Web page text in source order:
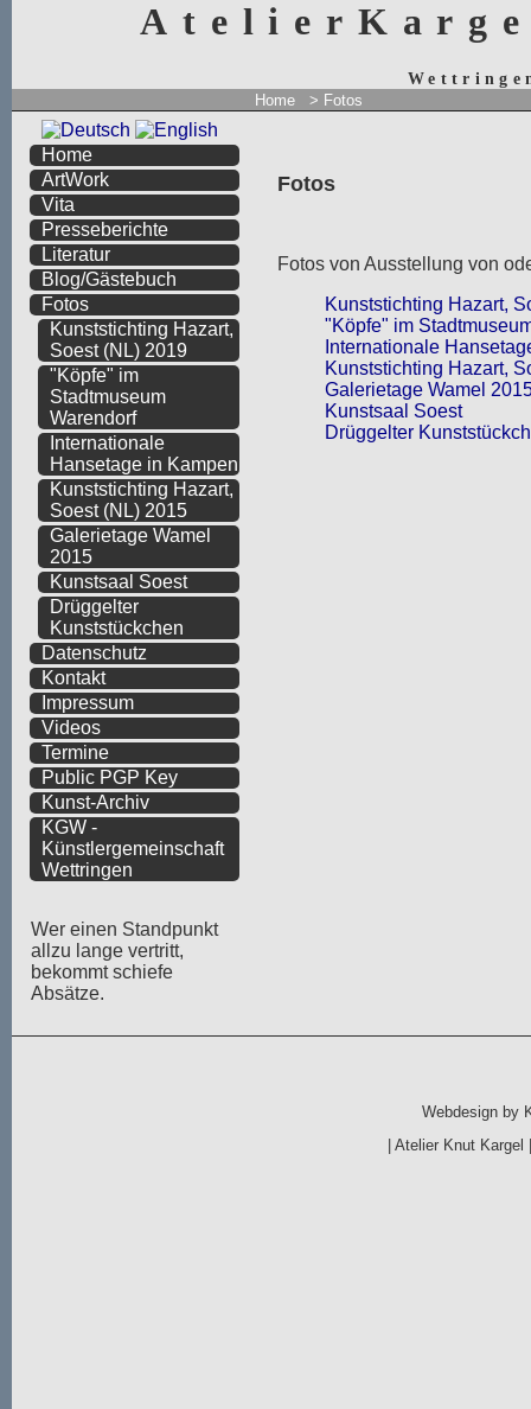
Home > Fotos
Fotos
Fotos von Ausstellung von
Kunststichting Hazart,
"Köpfe" im
Internationale
Kunststichting Hazart,
Galerietage Wamel
Kunstsaal Soest
Drüggelter
Home
ArtWork
Vita
Presseberichte
Literatur
Blog/Gästebuch
Fotos
Kunststichting Hazart,
Soest (NL) 2019
"Köpfe" im
Stadtmuseum
Warendorf
Internationale
Hansetage in Kampen
Kunststichting Hazart,
Soest (NL) 2015
Galerietage Wamel
2015
Kunstsaal Soest
Drüggelter
Kunststückchen
Datenschutz
Kontakt
Impressum
Videos
Termine
Public PGP Key
Kunst-Archiv
KGW -
Künstlergemeinschaft
Wettringen
Wer einen Standpunkt
allzu lange vertritt,
bekommt schiefe
Absätze.
Webdesign by
|Atelier Knut Kargel